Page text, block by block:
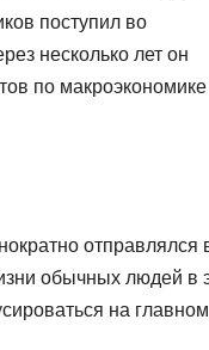
поступил во
несколько лет он
по макроэкономике
отправлялся
обычных людей в
на